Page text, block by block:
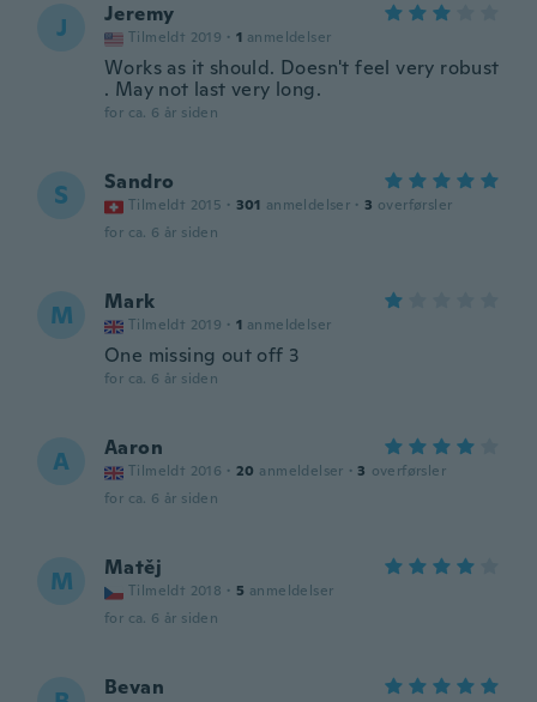
J Jeremy
Tilmeldt 2019 · 1 anmeldelser
Works as it should. Doesn't feel very robust
. May not last very long.
for ca. 6 år siden
S Sandro
Tilmeldt 2015 · 301 anmeldelser · 3 overførsler
for ca. 6 år siden
M Mark
Tilmeldt 2019 · 1 anmeldelser
One missing out off 3
for ca. 6 år siden
A Aaron
Tilmeldt 2016 · 20 anmeldelser · 3 overførsler
for ca. 6 år siden
M Matěj
Tilmeldt 2018 · 5 anmeldelser
for ca. 6 år siden
Bevan